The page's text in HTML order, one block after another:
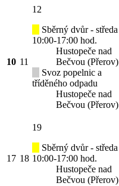
10 11
12
Sběrný dvůr - středa
10:00-17:00 hod.
Hustopeče nad
Bečvou (Přerov)
Svoz popelnic a
tříděného odpadu
Hustopeče nad
Bečvou (Přerov)
17 18
19
Sběrný dvůr - středa
10:00-17:00 hod.
Hustopeče nad
Bečvou (Přerov)